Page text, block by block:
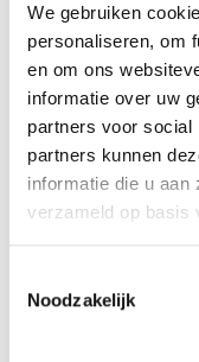
We gebruiken
personaliseren, om
en om ons
informatie over uw
partners voor social
partners kunnen
informatie die u aan
verzameld op basis
Noodzakelijk